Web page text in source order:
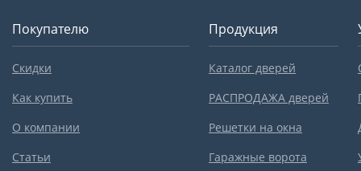
Покупателю
Скидки
Как купить
О компании
Статьи
Продукция
Каталог дверей
РАСПРОДАЖА дверей
Решетки на окна
Гаражные ворота